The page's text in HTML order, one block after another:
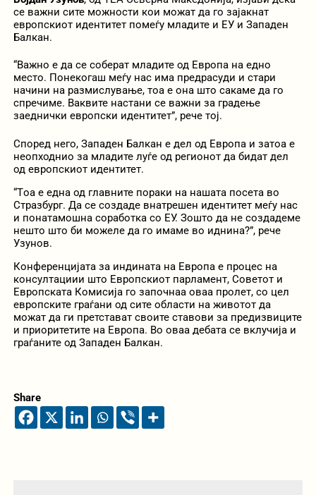
се важни сите можности кои можат да го зајакнат
европскиот идентитет помеѓу младите и ЕУ и Западен
Балкан.
“Важно е да се соберат младите од Европа на едно
место. Понекогаш меѓу нас има предрасуди и стари
начини на размислување, тоа е она што сакаме да го
спречиме. Ваквите настани се важни за градење
заеднички европски идентитет”, рече тој.
Според него, Западен Балкан е дел од Европа и затоа е
неопходнио за младите луѓе од регионот да бидат дел
од европскиот идентитет.
“Tоа е една од главните пораки на нашата посета во
Стразбург. Да се создаде внатрешен идентитет меѓу нас
и понатамошна соработка со ЕУ. Зошто да не создадеме
нешто што би можеле да го имаме во иднина?”, рече
Узунов.
Конференцијата за индината на Европа е процес на
консултациии што Европскиот парламент, Советот и
Европската Комисија го започнаа оваа пролет, со цел
европските граѓани од сите области на животот да
можат да ги претстават своите ставови за предизвиците
и приоритетите на Европа. Во оваа дебата се вклучија и
граѓаните од Западен Балкан.
Share